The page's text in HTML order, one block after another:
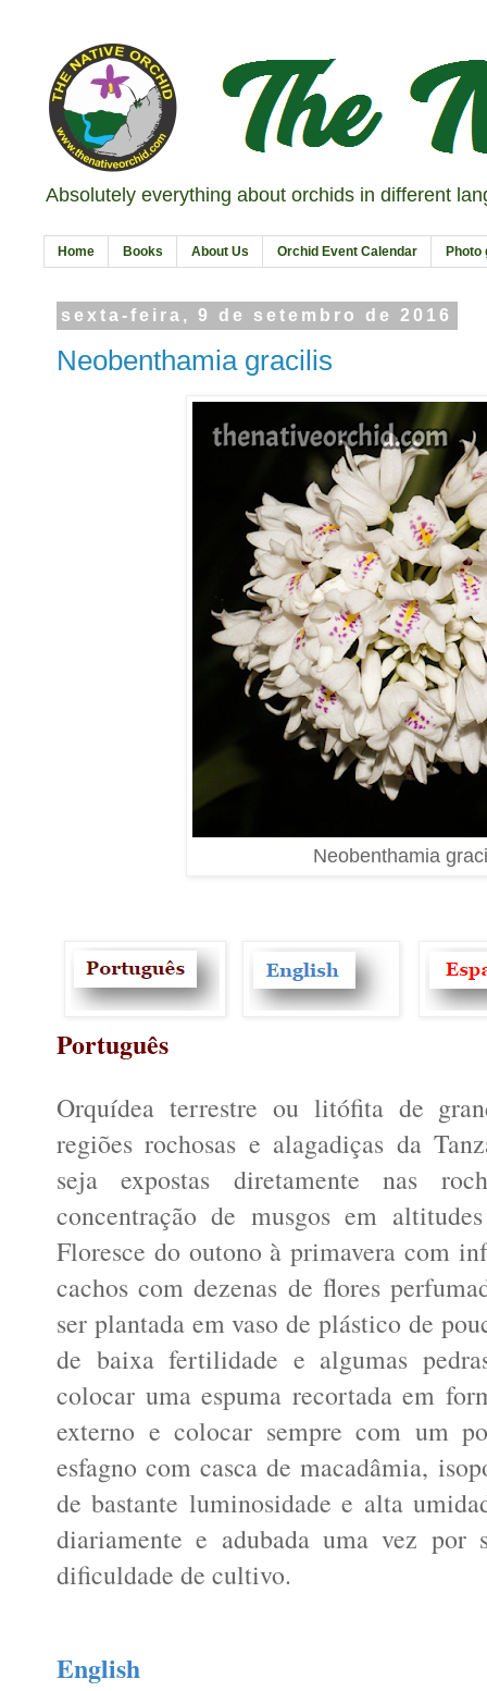
Absolutely everything about orchids in different
Home Books About Us Orchid Event Calendar Photo
sexta-feira, 9 de setembro de 2016
Neobenthamia gracilis
Neobenthamia
Português
Orquídea terrestre ou litófita de
regiões rochosas e alagadiças da
seja expostas diretamente nas
concentração de musgos em
Floresce do outono à primavera com
cachos com dezenas de flores
ser plantada em vaso de plástico de
de baixa fertilidade e algumas
colocar uma espuma recortada em
externo e colocar sempre com um
esfagno com casca de macadâmia,
de bastante luminosidade e alta
diariamente e adubada uma vez por
dificuldade de cultivo.
English